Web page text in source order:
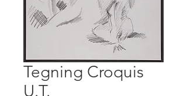
Tegning Croquis
U.T.